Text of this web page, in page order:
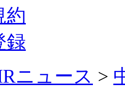
約
録
ニュース >